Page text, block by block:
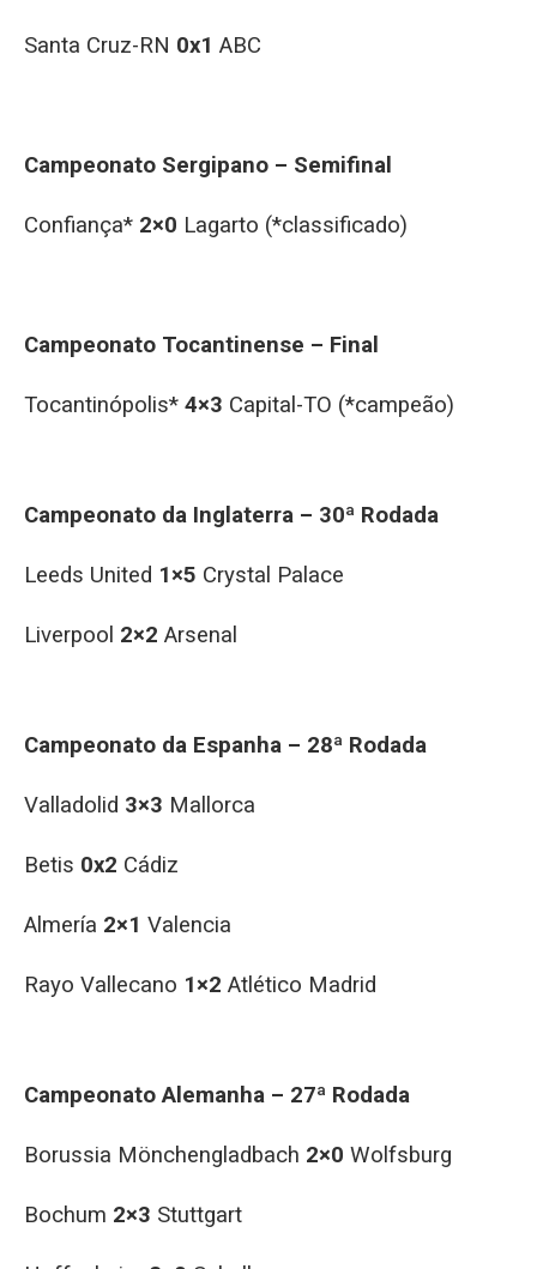
Santa Cruz-RN 0x1 ABC
Campeonato Sergipano – Semifinal
Confiança* 2×0 Lagarto (*classificado)
Campeonato Tocantinense – Final
Tocantinópolis* 4×3 Capital-TO (*campeão)
Campeonato da Inglaterra – 30ª Rodada
Leeds United 1×5 Crystal Palace
Liverpool 2×2 Arsenal
Campeonato da Espanha – 28ª Rodada
Valladolid 3×3 Mallorca
Betis 0x2 Cádiz
Almería 2×1 Valencia
Rayo Vallecano 1×2 Atlético Madrid
Campeonato Alemanha – 27ª Rodada
Borussia Mönchengladbach 2×0 Wolfsburg
Bochum 2×3 Stuttgart